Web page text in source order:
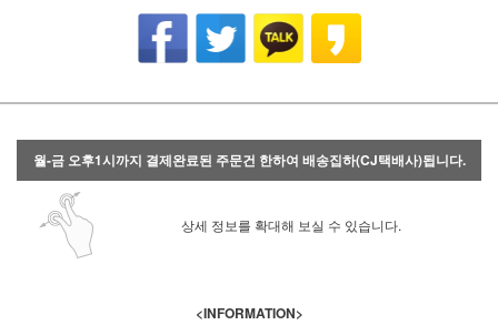
월-금 오후1시까지 결제완료된 주문건 한하여 배송집하(CJ택배사)됩니다.
상세 정보를 확대해 보실 수 있습니다.
<INFORMATION>